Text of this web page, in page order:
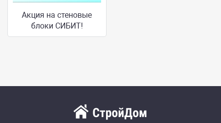
Акция на стеновые
блоки СИБИТ!